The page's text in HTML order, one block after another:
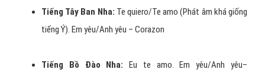
Tiếng Anh: I love you. Đây cũng là một tiếng thông dụng để
khi nói lên từ này.